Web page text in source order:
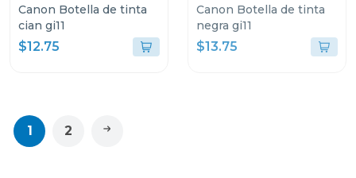
Canon Botella de tinta
cian gi11
$12.75
Canon Botella de tinta
negra gi11
$13.75
1 2